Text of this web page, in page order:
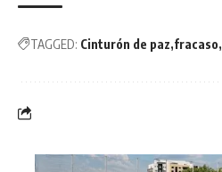
TAGGED: Cinturón de paz fracaso